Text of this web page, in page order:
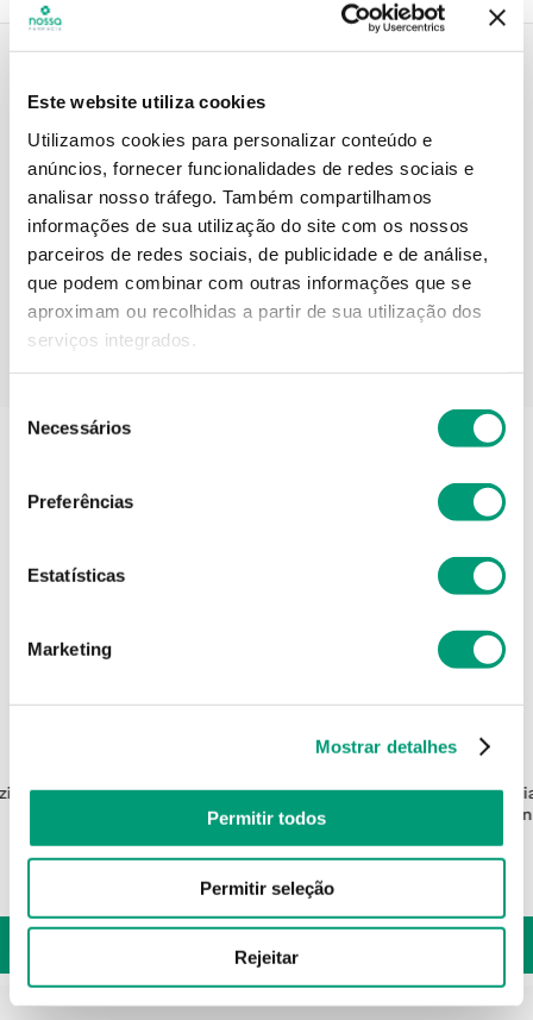
Este website utiliza cookies
Utilizamos cookies para personalizar conteúdo e
anúncios, fornecer funcionalidades de redes sociais e
analisar nosso tráfego. Também compartilhamos
informações de sua utilização do site com os nossos
parceiros de redes sociais, de publicidade e de análise,
que podem combinar com outras informações que se
aproximam ou recolhidas a partir de sua utilização dos
serviços integrados.
Necessários
Preferências
Estatísticas
Marketing
Mostrar detalhes
Permitir todos
Permitir seleção
Rejeitar
Descrição do Produto
Informações técnicas
PODERÁ TAMBÉM GOSTAR
Exfoliac Loção 125ml
19,93 €